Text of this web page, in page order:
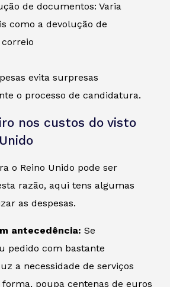
de documentos: Varia
como a devolução de
evita surpresas
o processo de candidatura.
nos custos do visto
o Reino Unido pode ser
razão, aqui tens algumas
as despesas.
antecedência: Se
pedido com bastante
a necessidade de serviços
poupa centenas de euros